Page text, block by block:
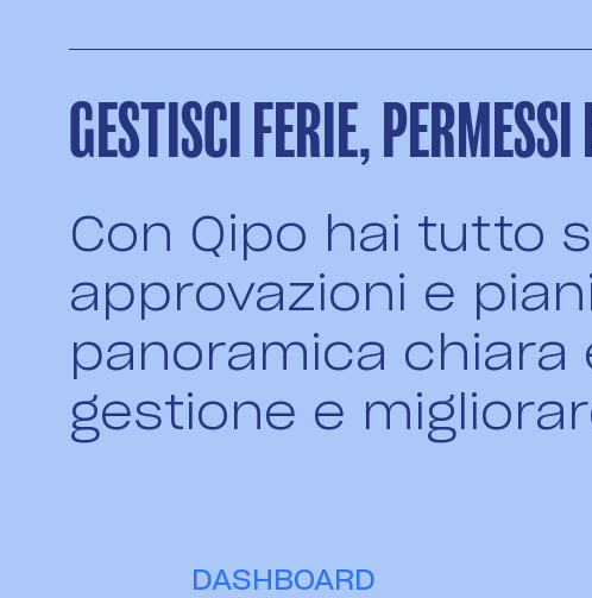
GESTISCI FERIE, PERMESSI
Con Qipo hai tutto
approvazioni e
panoramica chiara
gestione e
DASHBOARD